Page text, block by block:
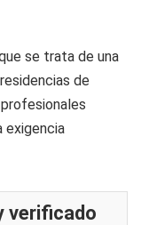
se trata de una
de
exigencia
verificado